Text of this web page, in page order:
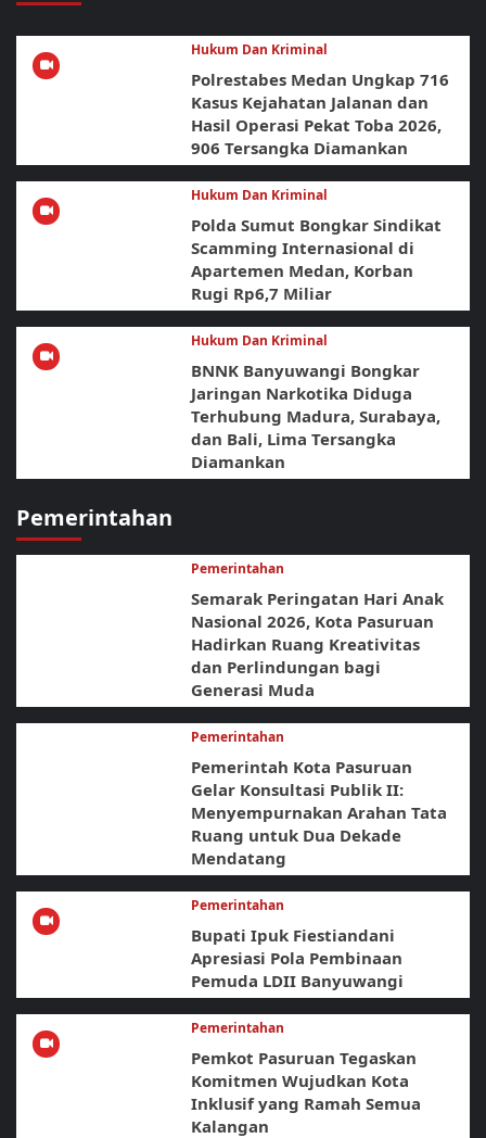
Hukum Dan Kriminal
Polrestabes Medan Ungkap 716
Kasus Kejahatan Jalanan dan
Hasil Operasi Pekat Toba 2026,
906 Tersangka Diamankan
Hukum Dan Kriminal
Polda Sumut Bongkar Sindikat
Scamming Internasional di
Apartemen Medan, Korban
Rugi Rp6,7 Miliar
Hukum Dan Kriminal
BNNK Banyuwangi Bongkar
Jaringan Narkotika Diduga
Terhubung Madura, Surabaya,
dan Bali, Lima Tersangka
Diamankan
Pemerintahan
Pemerintahan
Semarak Peringatan Hari Anak
Nasional 2026, Kota Pasuruan
Hadirkan Ruang Kreativitas
dan Perlindungan bagi
Generasi Muda
Pemerintahan
Pemerintah Kota Pasuruan
Gelar Konsultasi Publik II:
Menyempurnakan Arahan Tata
Ruang untuk Dua Dekade
Mendatang
Pemerintahan
Bupati Ipuk Fiestiandani
Apresiasi Pola Pembinaan
Pemuda LDII Banyuwangi
Pemerintahan
Pemkot Pasuruan Tegaskan
Komitmen Wujudkan Kota
Inklusif yang Ramah Semua
Kalangan